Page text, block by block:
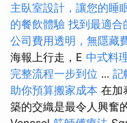
主臥室設計，讓您的睡
的餐飲體驗 找到最適合
公司費用透明，無隱藏
海報上行走，E 中式料
完整流程一步到位 ... 記
助你預算搬家成本 在加
築的交織是最令人興奮